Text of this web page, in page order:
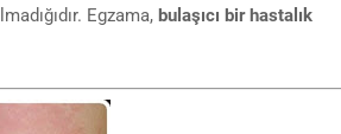
Egzama, bulaşıcı bir hastalık